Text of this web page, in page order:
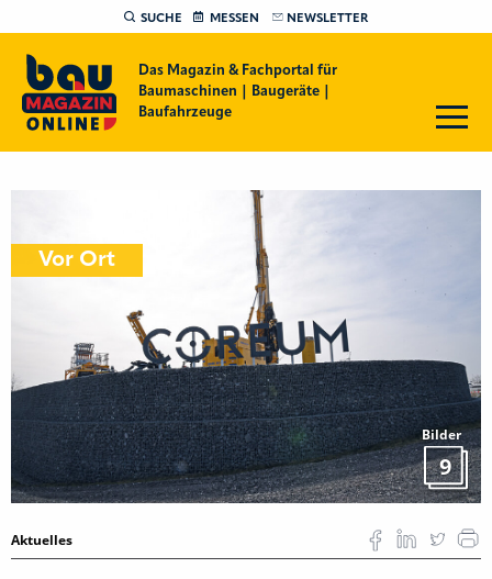
SUCHE MESSEN NEWSLETTER
Das Magazin & Fachportal für
Baumaschinen | Baugeräte |
Baufahrzeuge
Bilder
9
Vor Ort
Aktuelles